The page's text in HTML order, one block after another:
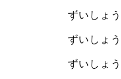
ずいしょう
ずいしょう
ずいしょう